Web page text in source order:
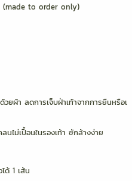
(made to order only)
ยผ้า ลดการเจ็บฝ่าเท้าจากการยืนหรือเ
ไม่เปื้อนในรองเท้า ซักล้างง่าย
ด้ 1 เส้น